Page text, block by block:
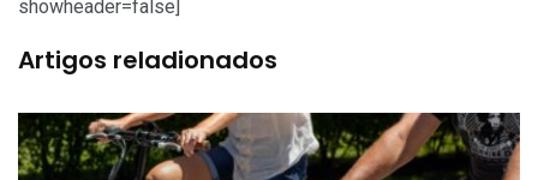
showheader=false]
Artigos reladionados